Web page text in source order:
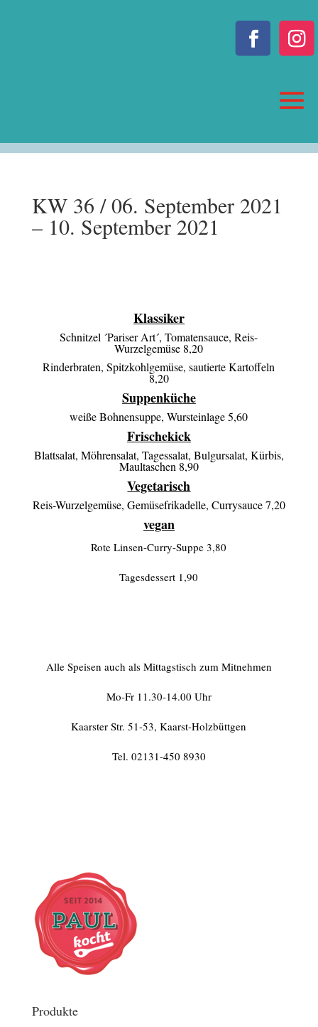
KW 36 / 06. September 2021
– 10. September 2021
Klassiker
Schnitzel ´Pariser Art´, Tomatensauce, Reis-
Wurzelgemüse 8,20
Rinderbraten, Spitzkohlgemüse, sautierte Kartoffeln
8,20
Suppenküche
weiße Bohnensuppe, Wursteinlage 5,60
Frischekick
Blattsalat, Möhrensalat, Tagessalat, Bulgursalat, Kürbis,
Maultaschen 8,90
Vegetarisch
Reis-Wurzelgemüse, Gemüsefrikadelle, Currysauce 7,20
vegan
Rote Linsen-Curry-Suppe 3,80
Tagesdessert 1,90
Alle Speisen auch als Mittagstisch zum Mitnehmen
Mo-Fr 11.30-14.00 Uhr
Kaarster Str. 51-53, Kaarst-Holzbüttgen
Tel. 02131-450 8930
Produkte